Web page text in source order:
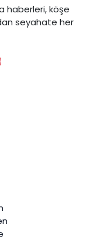
haberleri, köşe
seyahate her